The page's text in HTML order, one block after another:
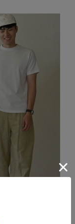
スタイルにもぴ